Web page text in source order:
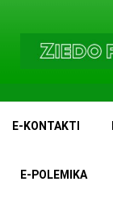
E-KONTAKTI
E-POLEMIKA